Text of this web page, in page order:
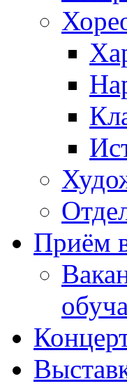
Приём